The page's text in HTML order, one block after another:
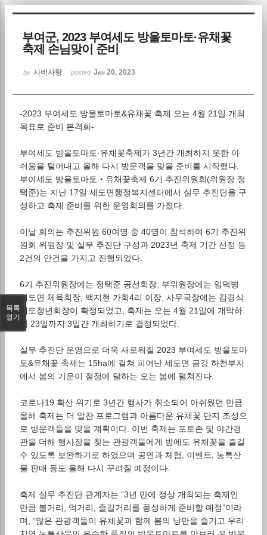
부여군, 2023 부여세도 방울토마토·유채꽃
축제 손님맞이 준비
by 사비사랑 posted Jan 20, 2023
-2023 부여세도 방울토마토&유채꽃 축제 오는 4월 21일 개최
목표로 준비 본격화-
부여세도 방울토마토·유채꽃축제가 3년간 개최하지 못한 아
쉬움을 털어내고 올해 다시 방문객을 맞을 준비를 시작했다.
부여세도 방울토마토‧유채꽃축제 6기 추진위원회(위원장 정
택준)는 지난 17일 세도면행정복지센터에서 실무 추진단을 구
성하고 축제 준비를 위한 운영회의를 가졌다.
이날 회의는 추진위원 60여명 중 40명이 참석하여 6기 추진위
원회 위원장 및 실무 추진단 구성과 2023년 축제 기간 선정 등
2건의 안건을 가지고 진행되었다.
6기 추진위원장에는 정택준 공선회장, 부위원장에는 임덕병
세도면 체육회장, 백지현 가회4리 이장, 사무국장에는 김경식
세도청년회장이 확정되었고, 축제는 오는 4월 21일에 개막하
여 23일까지 3일간 개최하기로 결정되었다.
실무 추진단 운영으로 더욱 새로워질 2023 부여세도 방울토마
토&유채꽃 축제는 15ha에 걸쳐 피어난 세도면 금강 하천부지
에서 봄의 기운이 절정에 달하는 오는 봄에 펼쳐진다.
코로나19 확산 위기로 3년간 행사가 취소되어 아쉬웠던 만큼
올해 축제는 더 알찬 프로그램과 아름다운 유채꽃 단지 조성으
로 방문객들을 맞을 계획이다. 이번 축제는 포토존 및 야간경
관을 더해 행사장을 찾는 관광객들에게 밤에도 유채꽃을 즐길
수 있도록 보완하기로 하였으며 공연과 체험, 이벤트, 농특산
물 판매 등도 올해 다시 꾸려질 예정이다.
축제 실무 추진단 관계자는 “3년 만에 정상 개최되는 축제인
만큼 볼거리, 먹거리, 즐길거리를 풍성하게 준비할 예정”이라
며, “많은 관광객들이 유채꽃과 함께 봄의 낭만을 즐기고 우리
목록
열기
Sketchbook5, 스케치북5
Sketchbook5, 스케치북5